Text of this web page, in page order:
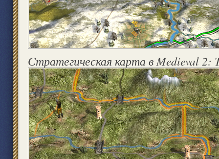
Стратегическая карта в Medieval 2: